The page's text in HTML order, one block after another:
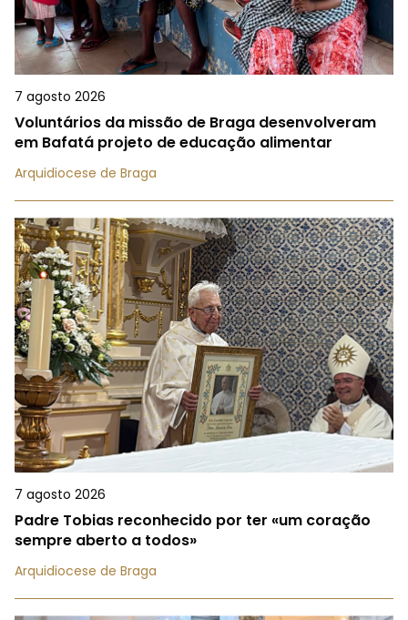
7 agosto 2026
Voluntários da missão de Braga desenvolveram
em Bafatá projeto de educação alimentar
Arquidiocese de Braga
7 agosto 2026
Padre Tobias reconhecido por ter «um coração
sempre aberto a todos»
Arquidiocese de Braga